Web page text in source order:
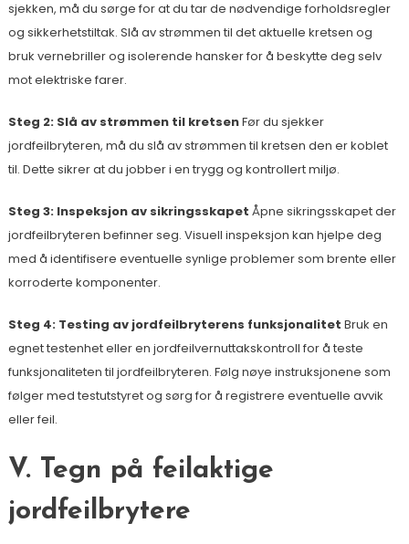
sjekken, må du sørge for at du tar de nødvendige forholdsregler
og sikkerhetstiltak. Slå av strømmen til det aktuelle kretsen og
bruk vernebriller og isolerende hansker for å beskytte deg selv
mot elektriske farer.
Steg 2: Slå av strømmen til kretsenFør du sjekker
jordfeilbryteren, må du slå av strømmen til kretsen den er koblet
til. Dette sikrer at du jobber i en trygg og kontrollert miljø.
Steg 3: Inspeksjon av sikringsskapet Åpne sikringsskapet der
jordfeilbryteren befinner seg. Visuell inspeksjon kan hjelpe deg
med å identifisere eventuelle synlige problemer som brente eller
korroderte komponenter.
Steg 4: Testing av jordfeilbryterens funksjonalitet Bruk en
egnet testenhet eller en jordfeilvernuttakskontroll for å teste
funksjonaliteten til jordfeilbryteren. Følg nøye instruksjonene som
følger med testutstyret og sørg for å registrere eventuelle avvik
eller feil.
V. Tegn på feilaktige
jordfeilbrytere